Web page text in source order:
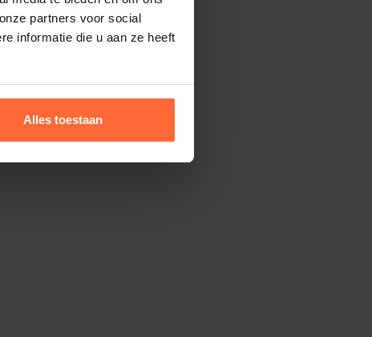
partners voor social
informatie die u aan ze heeft
Alles toestaan